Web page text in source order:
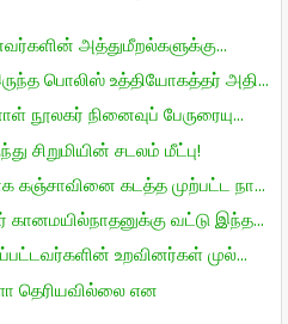
அத்துமீறல்களுக்கு...
பொலிஸ் உத்தியோகத்தர் அதி...
நூலகர் நினைவுப் பேருரையு...
சிறுமியின் சடலம் மீட்பு!
கஞ்சாவினை கடத்த முற்பட்ட நா...
வட்டு இந்த...
உறவினர்கள் முல்...
தெரியவில்லை என